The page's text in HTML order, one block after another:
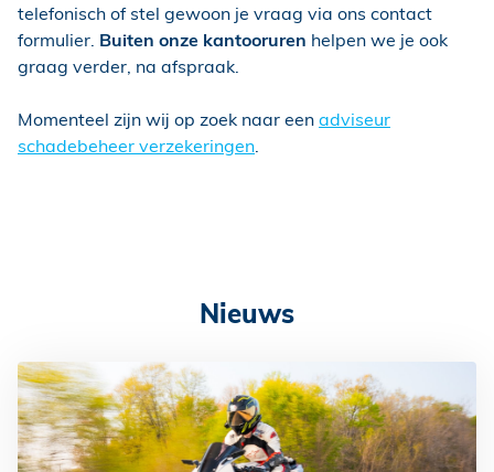
telefonisch of stel gewoon je vraag via ons contact
formulier. Buiten onze kantooruren helpen we je ook
graag verder, na afspraak.
Momenteel zijn wij op zoek naar eenadviseur
schadebeheer verzekeringen.
Nieuws